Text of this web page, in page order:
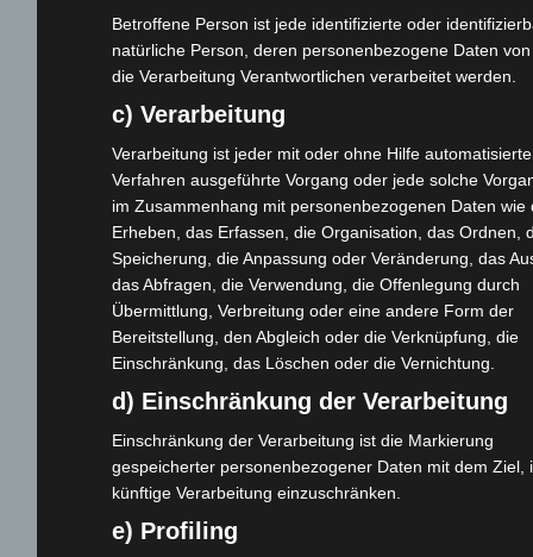
Webseite
Cashback-Aktion
Händler werden
Home
Gemeinsam spenden
Jobs
Kontakt
Reklamation einreichen
Über uns
Produktpalette
Elektro-Chopper
Betroffene Person ist jede identifizierte oder
natürliche Person, deren personenbezogene Daten
die Verarbeitung Verantwortlichen verarbeitet werden.
c) Verarbeitung
Verarbeitung ist jeder mit oder ohne Hilfe
Verfahren ausgeführte Vorgang oder jede solche
im Zusammenhang mit personenbezogenen Daten wie
Erheben, das Erfassen, die Organisation, das Ordnen,
Speicherung, die Anpassung oder Veränderung, das
das Abfragen, die Verwendung, die Offenlegung durch
Übermittlung, Verbreitung oder eine andere Form der
Bereitstellung, den Abgleich oder die Verknüpfung, die
Einschränkung, das Löschen oder die Vernichtung.
d) Einschränkung der Verarbeitung
Einschränkung der Verarbeitung ist die Markierung
gespeicherter personenbezogener Daten mit dem Ziel,
künftige Verarbeitung einzuschränken.
e) Profiling